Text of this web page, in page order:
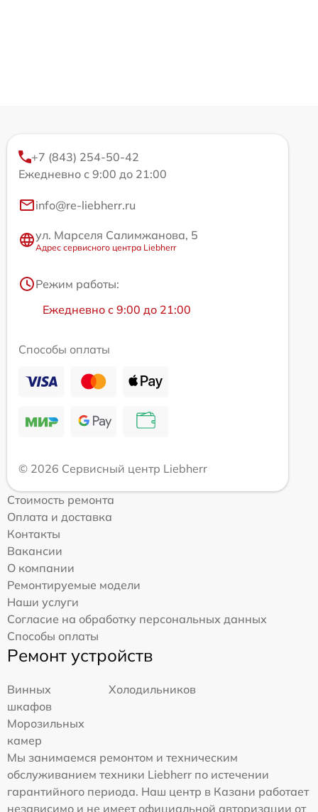
+7 (843) 254-50-42
Ежедневно с 9:00 до 21:00
info@re-liebherr.ru
ул. Марселя Салимжанова, 5
Адрес сервисного центра Liebherr
Режим работы:
Ежедневно с 9:00 до 21:00
Способы оплаты
© 2026 Сервисный центр Liebherr
Стоимость ремонта
Оплата и доставка
Контакты
Вакансии
О компании
Ремонтируемые модели
Наши услуги
Согласие на обработку персональных данных
Способы оплаты
Ремонт устройств
Винных
шкафов
Холодильников
Морозильных
камер
Мы занимаемся ремонтом и техническим
обслуживанием техники Liebherr по истечении
гарантийного периода. Наш центр в Казани работает
независимо и не имеет официальной авторизации от